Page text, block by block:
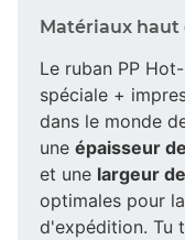
Matériaux haut
Le ruban PP
spéciale +
dans le monde
une épaisseur
et une largeur
optimales pour
d'expédition. Tu